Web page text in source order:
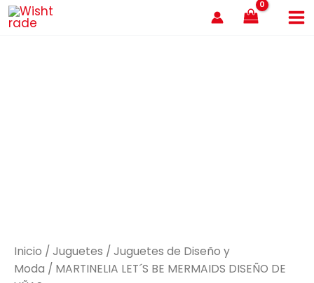
al
Inicio / Juguetes / Juguetes de Diseño y
Moda / MARTINELIA LET´S BE MERMAIDS DISEÑO DE